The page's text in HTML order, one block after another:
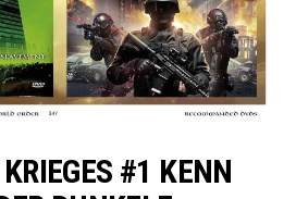
#1 KENN